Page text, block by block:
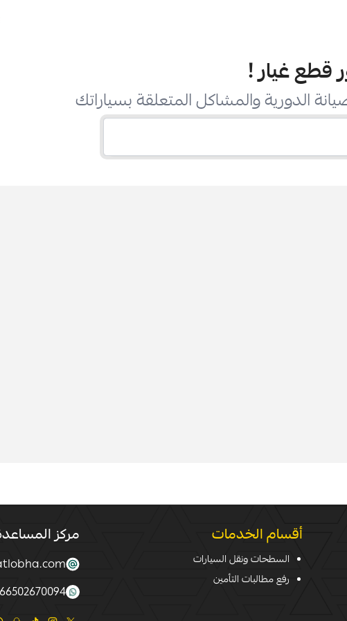
قطع غيار!
الدورية والمشاكل المتعلقة بسياراتك
أقسام الخدمات
السطحات ونقل السيارات
رفع مطالبات التأمين
مركز